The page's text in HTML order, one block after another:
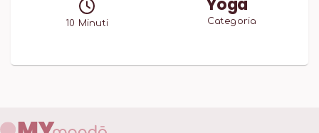
10 Minuti Categoria